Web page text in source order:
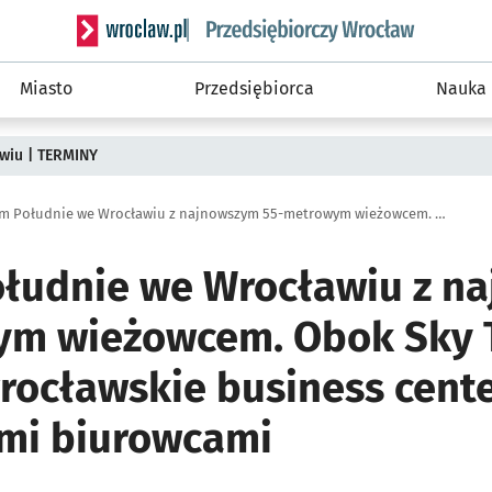
Serwis informacyjny wroclaw.pl podserwis:
Miasto Przedsiębiorca Nauka
| TERMINY
Centrum Południe we Wrocławiu z najnowszym 55-metrowym wieżowcem. Obok Sky Tower powstaje wrocławskie business center z największymi biurowcami
we Wrocławiu z
wieżowcem. Obok Sky
business
biurowcami